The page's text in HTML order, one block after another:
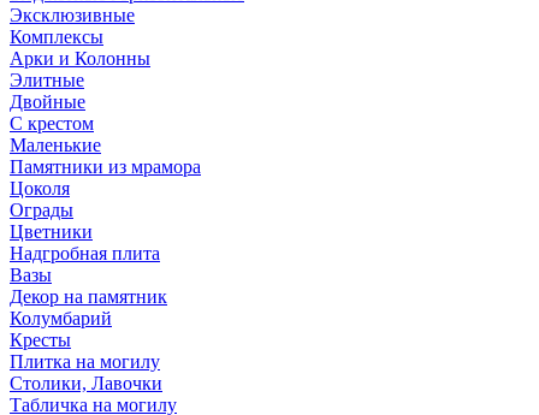
Эксклюзивные
Комплексы
Арки и Колонны
Элитные
Двойные
С крестом
Маленькие
Памятники из мрамора
Цоколя
Ограды
Цветники
Надгробная плита
Вазы
Декор на памятник
Колумбарий
Кресты
Плитка на могилу
Столики, Лавочки
Табличка на могилу